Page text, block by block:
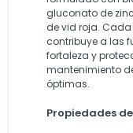
gluconato de
de vid roja.
contribuye a las
fortaleza y
mantenimiento
óptimas.
Propiedades